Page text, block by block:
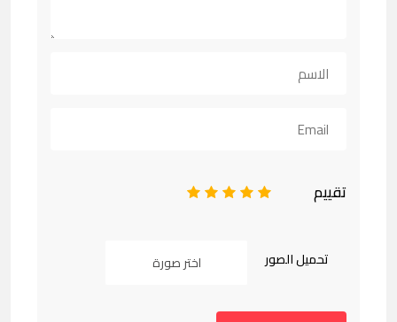
تقييم 5
4
3
2
تحميل الصور اختر صورة